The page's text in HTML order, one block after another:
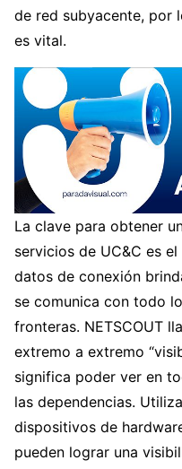
de red subyacente, por
es vital.
La clave para obtener
servicios de UC&C es
datos de conexión
se comunica con todo
fronteras. NETSCOUT
extremo a extremo
significa poder ver en
las dependencias.
dispositivos de
pueden lograr una